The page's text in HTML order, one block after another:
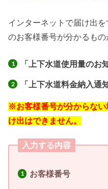
インターネットで届け出
のお客様番号が分かるもの
「上下水道使用量のお
「 上下水道料金納入通
※お客様番号が分からな
け出はできません。
入力する内容
お客様番号